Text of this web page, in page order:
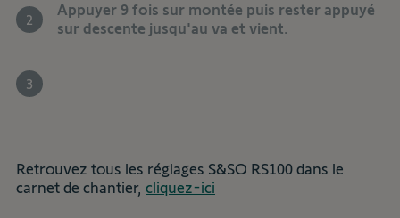
2
Appuyer 9 fois sur montée puis rester appuyé
sur descente jusqu'au va et vient.
3
Retrouvez tous les réglages S&SO RS100 dans le
carnet de chantier, cliquez-ici